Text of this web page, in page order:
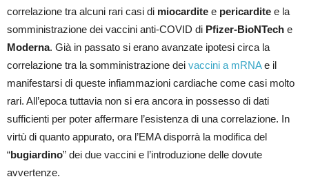
correlazione tra alcuni rari casi di miocardite e pericardite e la
somministrazione dei vaccini anti-COVID di Pfizer-BioNTech e
Moderna. Già in passato si erano avanzate ipotesi circa la
correlazione tra la somministrazione dei vaccini a mRNAe il
manifestarsi di queste infiammazioni cardiache come casi molto
rari. All’epoca tuttavia non si era ancora in possesso di dati
sufficienti per poter affermare l’esistenza di una correlazione. In
virtù di quanto appurato, ora l’EMA disporrà la modifica del
“bugiardino” dei due vaccini e l’introduzione delle dovute
avvertenze.